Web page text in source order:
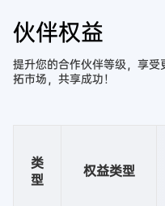
伙伴权益
提升您的合作伙伴等级，享
拓市场，共享成功！
类
型
权益类型